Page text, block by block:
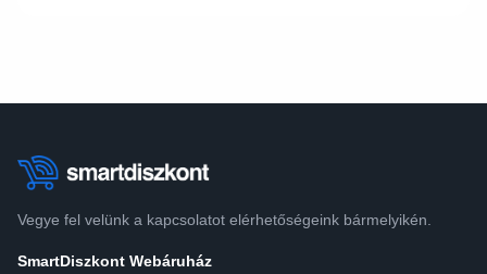
Vegye fel velünk a kapcsolatot elérhetőségeink bármelyikén.
SmartDiszkont Webáruház